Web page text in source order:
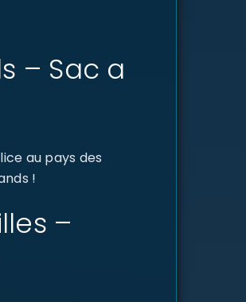
– Sac a
au pays des
!
–